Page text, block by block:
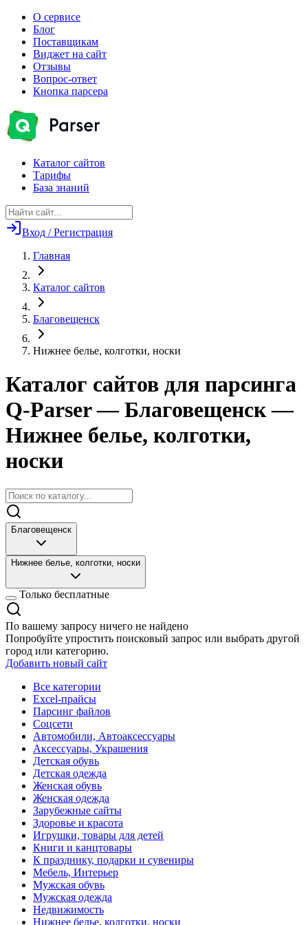
О сервисе
Блог
Поставщикам
Виджет на сайт
Отзывы
Вопрос-ответ
Кнопка парсера
Каталог сайтов
Тарифы
База знаний
Вход / Регистрация
Главная
Каталог сайтов
Благовещенск
Нижнее белье, колготки, носки
Каталог сайтов для парсинга
Q-Parser— Благовещенск —
Нижнее белье, колготки,
носки
Благовещенск
Нижнее белье, колготки, носки
Только бесплатные
По вашему запросу ничего не найдено
Попробуйте упростить поисковый запрос или выбрать другой
город или категорию.
Добавить новый сайт
Все категории
Excel-прайсы
Парсинг файлов
Соцсети
Автомобили, Автоаксессуары
Аксессуары, Украшения
Детская обувь
Детская одежда
Женская обувь
Женская одежда
Зарубежные сайты
Здоровье и красота
Игрушки, товары для детей
Книги и канцтовары
К празднику, подарки и сувениры
Мебель, Интерьер
Мужская обувь
Мужская одежда
Недвижимость
Нижнее белье, колготки, носки